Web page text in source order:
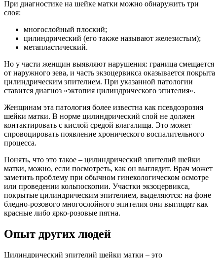
При диагностике на шейке матки можно обнаружить три
слоя:
многослойный плоский;
цилиндрический (его также называют железистым);
метапластический.
Но у части женщин выявляют нарушения: граница смещается
от наружного зева, и часть экзоцервикса оказывается покрыта
цилиндрическим эпителием. При указанной патологии
ставится диагноз «эктопия цилиндрического эпителия».
Женщинам эта патология более известна как псевдоэрозия
шейки матки. В норме цилиндрический слой не должен
контактировать с кислой средой влагалища. Это может
спровоцировать появление хронического воспалительного
процесса.
Понять, что это такое – цилиндрический эпителий шейки
матки, можно, если посмотреть, как он выглядит. Врач может
заметить проблему при обычном гинекологическом осмотре
или проведении кольпоскопии. Участки экзоцервикса,
покрытые цилиндрическим эпителием, выделяются: на фоне
бледно-розового многослойного эпителия они выглядят как
красные либо ярко-розовые пятна.
Опыт других людей
Цилиндрический эпителий шейки матки – это